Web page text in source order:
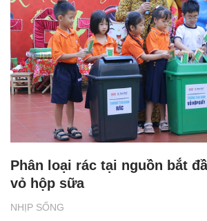
NHỊP SỐNG
Phân loại rác tại nguồn bắt
vỏ hộp sữa